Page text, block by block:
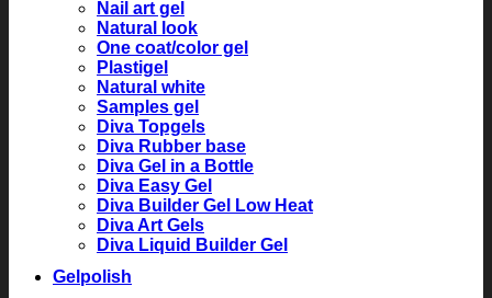
Nail art gel
Natural look
One coat/color gel
Plastigel
Natural white
Samples gel
Diva Topgels
Diva Rubber base
Diva Gel in a Bottle
Diva Easy Gel
Diva Builder Gel Low Heat
Diva Art Gels
Diva Liquid Builder Gel
Gelpolish